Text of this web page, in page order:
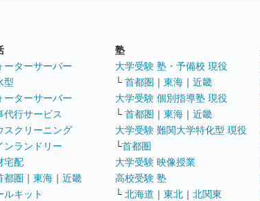
ーターサーバー
型
ーターサーバー
代行サービス
スクリーニング
ンランドリー
宅配
都圏 ｜ 東海 ｜ 近畿
ルキット
塾
大学受験 塾・予備校 現役
└ 首都圏 ｜ 東海 ｜ 近畿
大学受験 個別指導塾 現役
└ 首都圏 ｜ 東海 ｜ 近畿
大学受験 難関大学特化型 現役
└首都圏
大学受験 映像授業
高校受験 塾
└ 北海道 ｜ 東北 ｜ 北関東